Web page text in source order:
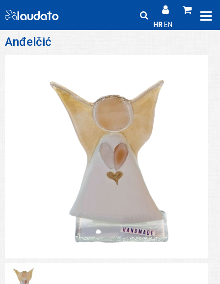
HR EN
Anđelčić